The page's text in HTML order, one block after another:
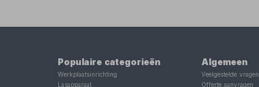
Populaire categorieën
Werkplaatsinrichting
Lasapparaat
Algemeen
Veelgestelde vragen
Offerte aanvragen